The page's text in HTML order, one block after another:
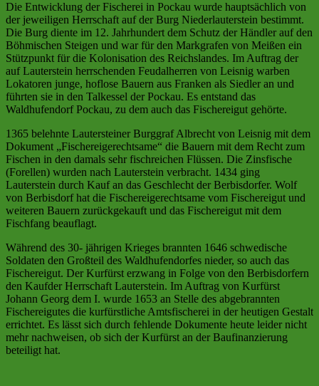
Die Entwicklung der Fischerei in Pockau wurde hauptsächlich von
der jeweiligen Herrschaft auf der Burg Niederlauterstein bestimmt.
Die Burg diente im 12. Jahrhundert dem Schutz der Händler auf den
Böhmischen Steigen und war für den Markgrafen von Meißen ein
Stützpunkt für die Kolonisation des Reichslandes. Im Auftrag der
auf Lauterstein herrschenden Feudalherren von Leisnig warben
Lokatoren junge, hoflose Bauern aus Franken als Siedler an und
führten sie in den Talkessel der Pockau. Es entstand das
Waldhufendorf Pockau, zu dem auch das Fischereigut gehörte.
1365 belehnte Lautersteiner Burggraf Albrecht von Leisnig mit dem
Dokument „Fischereigerechtsame“ die Bauern mit dem Recht zum
Fischen in den damals sehr fischreichen Flüssen. Die Zinsfische
(Forellen) wurden nach Lauterstein verbracht. 1434 ging
Lauterstein durch Kauf an das Geschlecht der Berbisdorfer. Wolf
von Berbisdorf hat die Fischereigerechtsame vom Fischereigut und
weiteren Bauern zurückgekauft und das Fischereigut mit dem
Fischfang beauflagt.
Während des 30- jährigen Krieges brannten 1646 schwedische
Soldaten den Großteil des Waldhufendorfes nieder, so auch das
Fischereigut. Der Kurfürst erzwang in Folge von den Berbisdorfern
den Kaufder Herrschaft Lauterstein. Im Auftrag von Kurfürst
Johann Georg dem I. wurde 1653 an Stelle des abgebrannten
Fischereigutes die kurfürstliche Amtsfischerei in der heutigen Gestalt
errichtet. Es lässt sich durch fehlende Dokumente heute leider nicht
mehr nachweisen, ob sich der Kurfürst an der Baufinanzierung
beteiligt hat.